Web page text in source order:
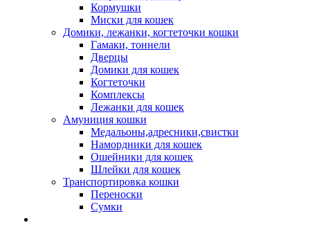
Кормушки
Миски для кошек
Домики, лежанки, когтеточки кошки
Гамаки, тоннели
Дверцы
Домики для кошек
Когтеточки
Комплексы
Лежанки для кошек
Амуниция кошки
Медальоны,адресники,свистки
Намордники для кошек
Ошейники для кошек
Шлейки для кошек
Транспортировка кошки
Переноски
Сумки